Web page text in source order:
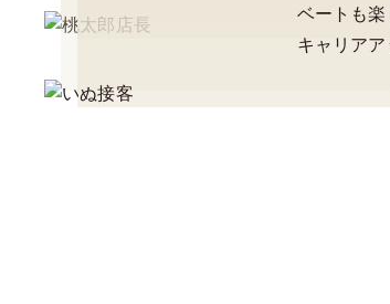
ベートも楽
キャリア